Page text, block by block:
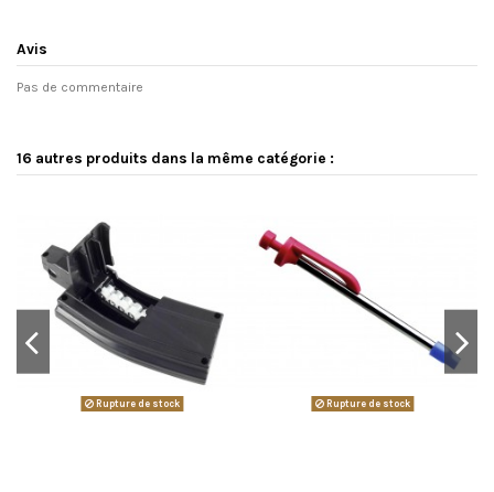
Avis
Pas de commentaire
16 autres produits dans la même catégorie :
Rupture de stock Rupture de stock